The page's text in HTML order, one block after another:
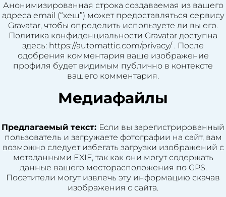
Анонимизированная строка создаваемая из вашего
адреса email (“хеш”) может предоставляться сервису
Gravatar, чтобы определить используете ли вы его.
Политика конфиденциальности Gravatar доступна
здесь: https://automattic.com/privacy/ . После
одобрения комментария ваше изображение
профиля будет видимым публично в контексте
вашего комментария.
Медиафайлы
Предлагаемый текст: Если вы зарегистрированный
пользователь и загружаете фотографии на сайт, вам
возможно следует избегать загрузки изображений с
метаданными EXIF, так как они могут содержать
данные вашего месторасположения по GPS.
Посетители могут извлечь эту информацию скачав
изображения с сайта.